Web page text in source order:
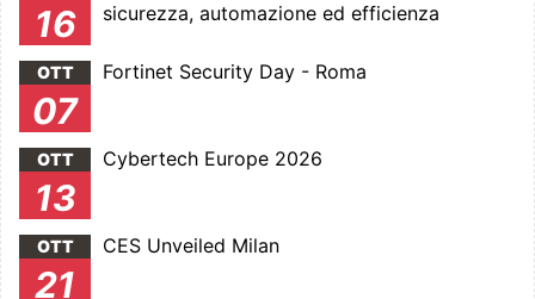
16
sicurezza, automazione ed efficienza
OTT
07
Fortinet Security Day - Roma
OTT
13
Cybertech Europe 2026
OTT
21
CES Unveiled Milan